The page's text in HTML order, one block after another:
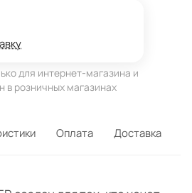
для интернет-магазина и
в розничных магазинах
Оплата Доставка